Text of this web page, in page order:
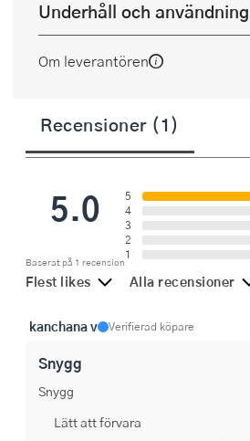
Underhåll och användning
Om leverantören
Recensioner (1)
5.0
Baserat på 1 recension
5
4
3
2
1
Flest likes Alla recensioner
kanchana v Verifierad köpare
Snygg
Snygg
Lätt att förvara